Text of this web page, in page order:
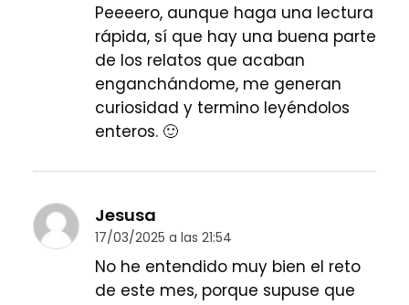
Peeeero, aunque haga una lectura
rápida, sí que hay una buena parte
de los relatos que acaban
enganchándome, me generan
curiosidad y termino leyéndolos
enteros. 🙂
Jesusa
17/03/2025 a las 21:54
No he entendido muy bien el reto
de este mes, porque supuse que